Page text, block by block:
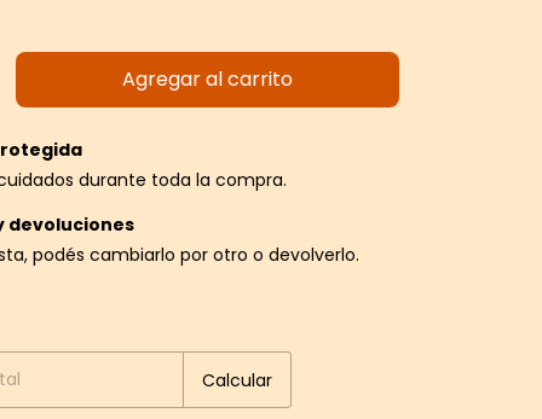
durante toda la compra.
devoluciones
podés cambiarlo por otro o devolverlo.
Calcular